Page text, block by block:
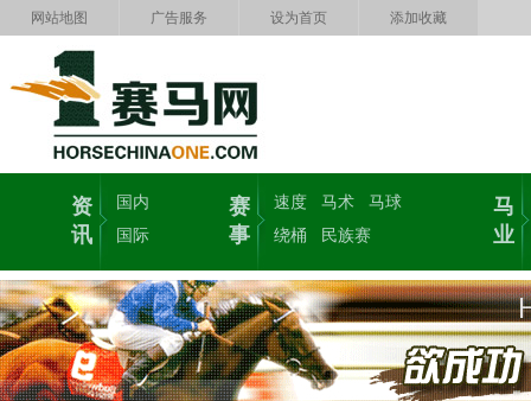
网站地图 广告服务 设为首页 添加收藏
资
讯
国内
国际
赛
事
速度 马术
马球
绕桶
民族赛
马
业